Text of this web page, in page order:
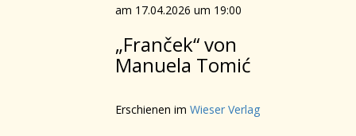
am 17.04.2026 um 19:00
„Franček“ von
Manuela Tomić
Erschienen im Wieser Verlag